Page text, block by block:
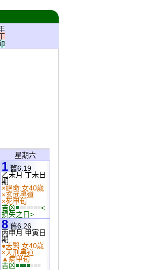
星期六
1 舊6.19
乙未月 丁未日
期
×絕命:女40歲
×玄武黑道
×死甲旬
吉凶
<
損失之日>
8 舊6.26
丙申月 甲寅日
期
●天醫:女40歲
×天刑黑道
▲病甲旬
吉凶